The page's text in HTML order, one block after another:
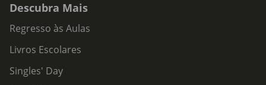
Descubra Mais
Regresso às Aulas
Livros Escolares
Singles' Day